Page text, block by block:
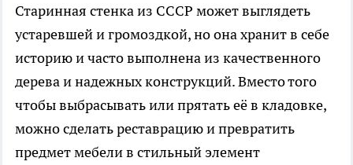
Старинная стенка из СССР может выглядеть
устаревшей и громоздкой, но она хранит в себе
историю и часто выполнена из качественного
дерева и надежных конструкций. Вместо того
чтобы выбрасывать или прятать её в кладовке,
можно сделать реставрацию и превратить
предмет мебели в стильный элемент